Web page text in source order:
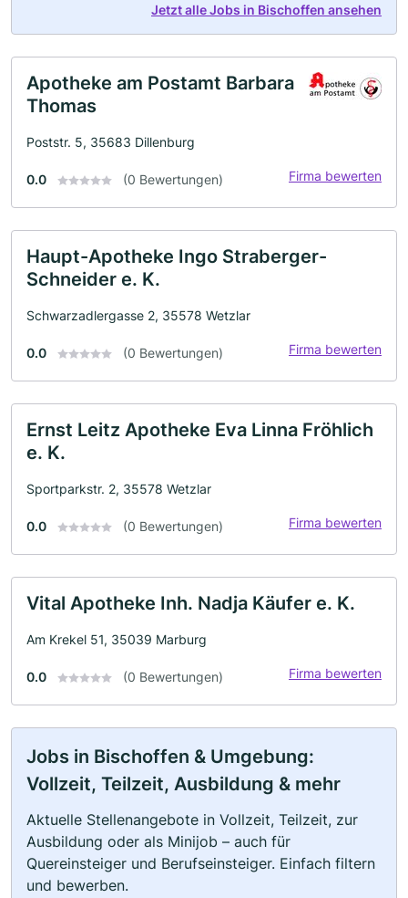
Jetzt alle Jobs in Bischoffen ansehen
Apotheke am Postamt Barbara
Thomas
Poststr. 5, 35683 Dillenburg
0.0 (0 Bewertungen) Firma bewerten
Haupt-Apotheke Ingo Straberger-
Schneider e. K.
Schwarzadlergasse 2, 35578 Wetzlar
0.0 (0 Bewertungen) Firma bewerten
Ernst Leitz Apotheke Eva Linna Fröhlich
e. K.
Sportparkstr. 2, 35578 Wetzlar
0.0 (0 Bewertungen) Firma bewerten
Vital Apotheke Inh. Nadja Käufer e. K.
Am Krekel 51, 35039 Marburg
0.0 (0 Bewertungen) Firma bewerten
Jobs in Bischoffen & Umgebung:
Vollzeit, Teilzeit, Ausbildung & mehr
Aktuelle Stellenangebote in Vollzeit, Teilzeit, zur
Ausbildung oder als Minijob – auch für
Quereinsteiger und Berufseinsteiger. Einfach filtern
und bewerben.